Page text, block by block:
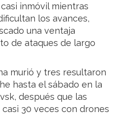
inmóvil mientras
los avances,
una ventaja
de ataques de largo
murió y tres resultaron
hasta el sábado en la
después que las
30 veces con drones